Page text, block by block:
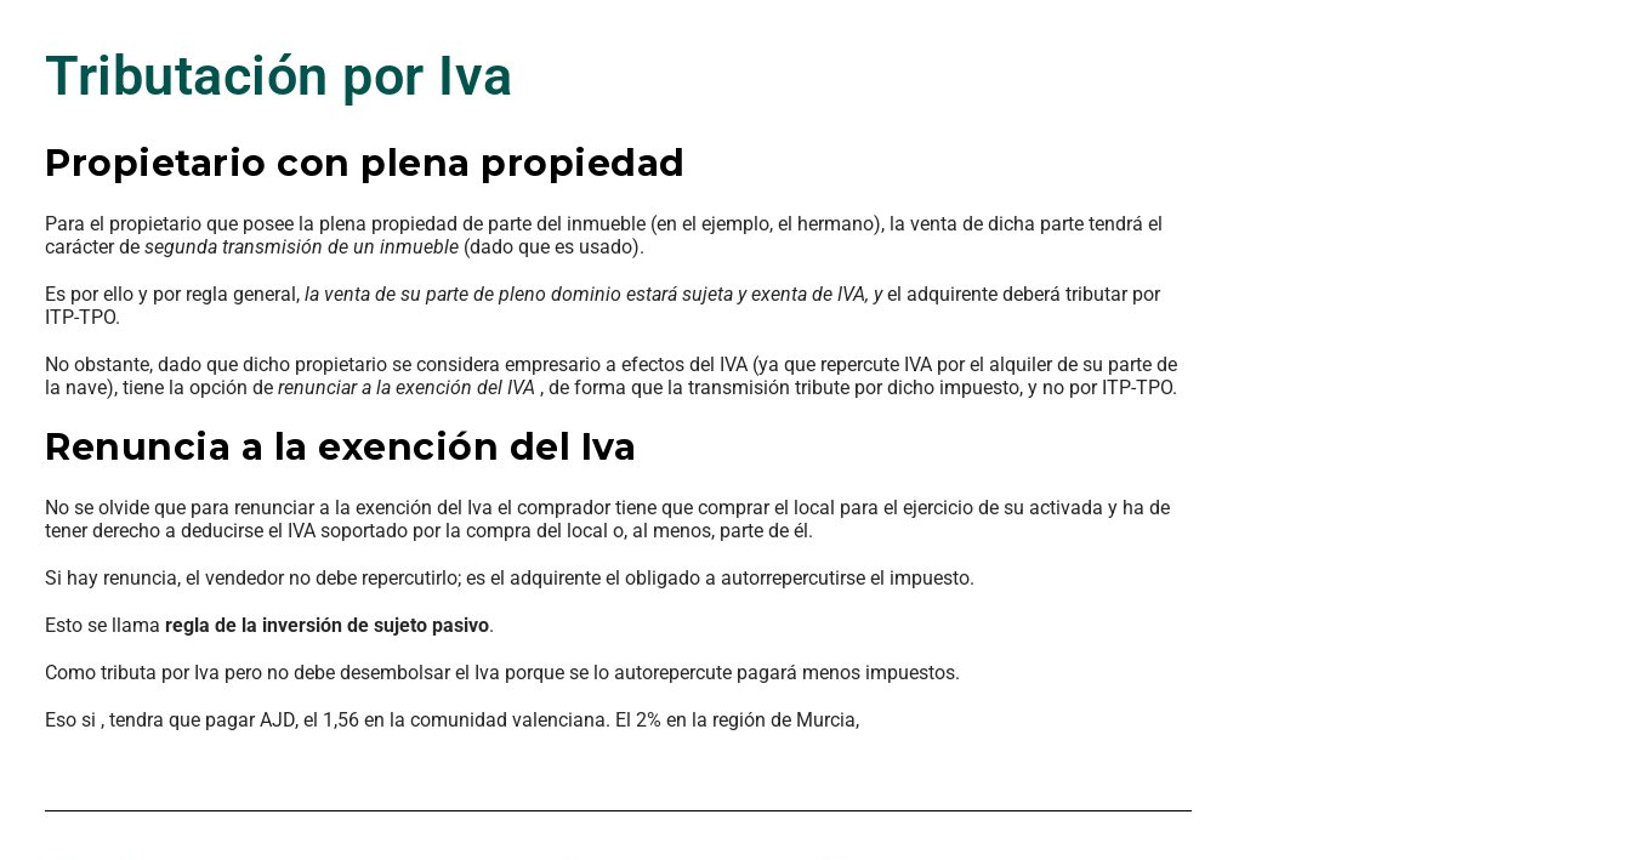
Tributación por Iva
Propietario con plena propiedad
Para el propietario que posee la plena propiedad de parte del inmueble (en el ejemplo, el hermano), la venta de dicha parte tendrá el
carácter de segunda transmisión de un inmueble (dado que es usado).
Es por ello y por regla general, la venta de su parte de pleno dominio estará sujeta y exenta de IVA, yel adquirente deberá tributar por
ITP-TPO.
No obstante, dado que dicho propietario se considera empresario a efectos del IVA (ya que repercute IVA por el alquiler de su parte de
la nave), tiene la opción de renunciar a la exención del IVA , de forma que la transmisión tribute por dicho impuesto, y no por ITP-TPO.
Renuncia a la exención del Iva
No se olvide que para renunciar a la exención del Iva el comprador tiene que comprar el local para el ejercicio de su activada y ha de
tener derecho a deducirse el IVA soportado por la compra del local o, al menos, parte de él.
Si hay renuncia, el vendedor no debe repercutirlo; es el adquirente el obligado a autorrepercutirse el impuesto.
Esto se llama regla de la inversión de sujeto pasivo.
Como tributa por Iva pero no debe desembolsar el Iva porque se lo autorepercute pagará menos impuestos.
Eso si , tendra que pagar AJD, el 1,56 en la comunidad valenciana. El 2% en la región de Murcia,